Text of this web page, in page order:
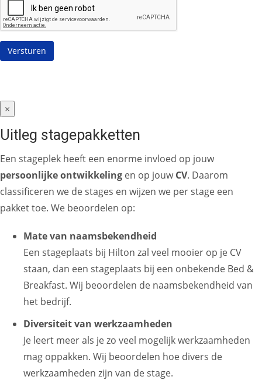
×
Uitleg stagepakketten
Een stageplek heeft een enorme invloed op jouw
persoonlijke ontwikkeling en op jouwCV. Daarom
classificeren we de stages en wijzen we per stage een
pakket toe. We beoordelen op:
Mate van naamsbekendheid
Een stageplaats bij Hilton zal veel mooier op je CV
staan, dan een stageplaats bij een onbekende Bed &
Breakfast. Wij beoordelen de naamsbekendheid van
het bedrijf.
Diversiteit van werkzaamheden
Je leert meer als je zo veel mogelijk werkzaamheden
mag oppakken. Wij beoordelen hoe divers de
werkzaamheden zijn van de stage.